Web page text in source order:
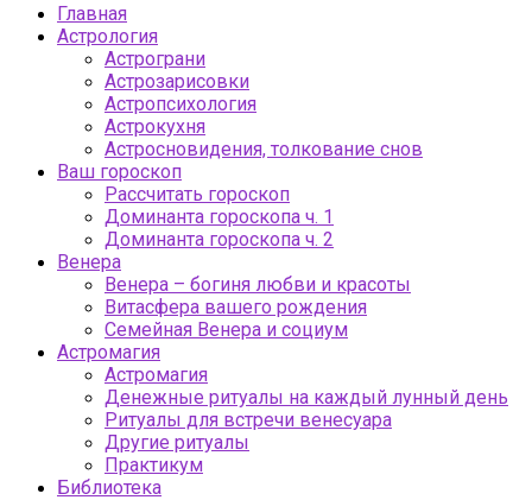
Главная
Астрология
Астрограни
Астрозарисовки
Астропсихология
Астрокухня
Астросновидения, толкование снов
Ваш гороскоп
Рассчитать гороскоп
Доминанта гороскопа ч. 1
Доминанта гороскопа ч. 2
Венера
Венера – богиня любви и красоты
Витасфера вашего рождения
Семейная Венера и социум
Астромагия
Астромагия
Денежные ритуалы на каждый лунный день
Ритуалы для встречи венесуара
Другие ритуалы
Практикум
Библиотека